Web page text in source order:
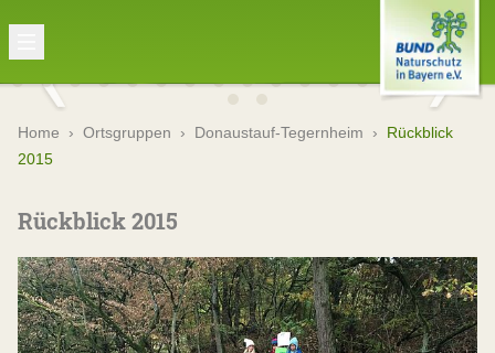
Home › Ortsgruppen › Donaustauf-Tegernheim › Rückblick
2015
Rückblick 2015